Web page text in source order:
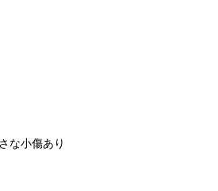
な小傷あり